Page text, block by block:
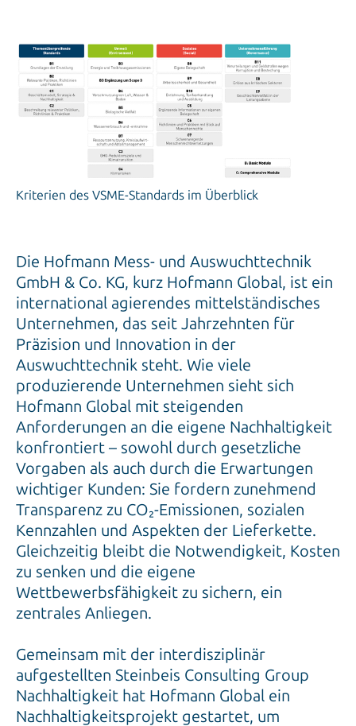
Kriterien des VSME-Standards im Überblick
Die Hofmann Mess- und Auswuchttechnik
GmbH & Co. KG, kurz Hofmann Global, ist ein
international agierendes mittelständisches
Unternehmen, das seit Jahrzehnten für
Präzision und Innovation in der
Auswuchttechnik steht. Wie viele
produzierende Unternehmen sieht sich
Hofmann Global mit steigenden
Anforderungen an die eigene Nachhaltigkeit
konfrontiert – sowohl durch gesetzliche
Vorgaben als auch durch die Erwartungen
wichtiger Kunden: Sie fordern zunehmend
Transparenz zu CO₂-Emissionen, sozialen
Kennzahlen und Aspekten der Lieferkette.
Gleichzeitig bleibt die Notwendigkeit, Kosten
zu senken und die eigene
Wettbewerbsfähigkeit zu sichern, ein
zentrales Anliegen.
Gemeinsam mit der interdisziplinär
aufgestellten Steinbeis Consulting Group
Nachhaltigkeit hat Hofmann Global ein
Nachhaltigkeitsprojekt gestartet, um